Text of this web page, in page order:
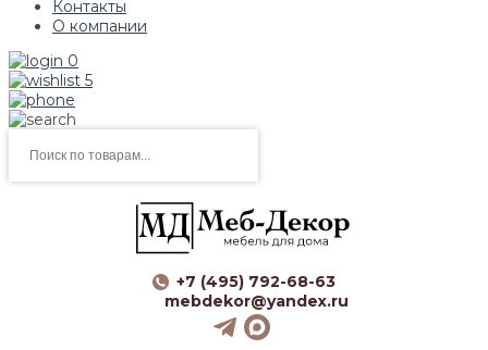
Контакты
О компании
0
5
товаров
+7 (495) 792-68-63
mebdekor@yandex.ru